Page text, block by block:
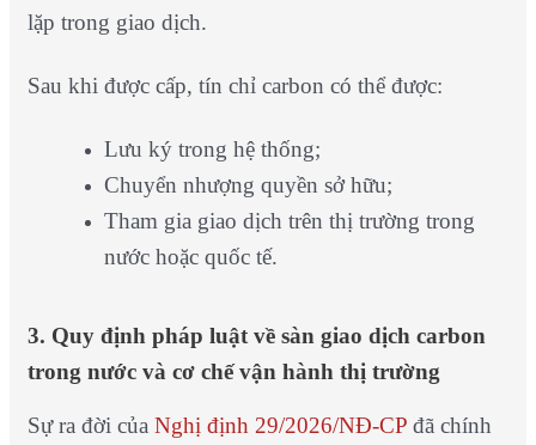
lặp trong giao dịch.
Sau khi được cấp, tín chỉ carbon có thể được:
Lưu ký trong hệ thống;
Chuyển nhượng quyền sở hữu;
Tham gia giao dịch trên thị trường trong
nước hoặc quốc tế.
3. Quy định pháp luật về sàn giao dịch carbon
trong nước và cơ chế vận hành thị trường
Sự ra đời của Nghị định 29/2026/NĐ-CPđã chính